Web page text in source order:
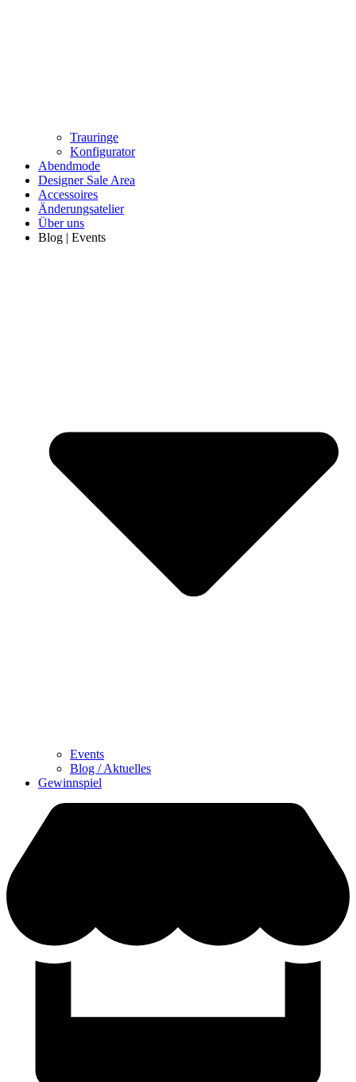
Trauringe
Konfigurator
Abendmode
Designer Sale Area
Accessoires
Änderungsatelier
Über uns
Blog | Events
Events
Blog / Aktuelles
Gewinnspiel